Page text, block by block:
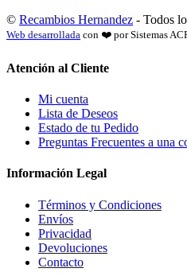
© Recambios Hernandez - Todos
Web desarrollada con ❤️ por Sistemas
Atención al Cliente
Mi cuenta
Lista de Deseos
Estado de tu Pedido
Preguntas Frecuentes a una
Información Legal
Términos y Condiciones
Envíos
Privacidad
Devoluciones
Contacto